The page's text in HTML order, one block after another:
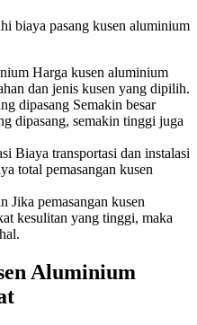
biaya pasang kusen aluminium
Harga kusen aluminium
dan jenis kusen yang dipilih.
dipasang Semakin besar
dipasang, semakin tinggi juga
Biaya transportasi dan instalasi
total pemasangan kusen
Jika pemasangan kusen
kesulitan yang tinggi, maka
Aluminium